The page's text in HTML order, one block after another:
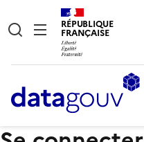
RÉPUBLIQUE
FRANÇAISE